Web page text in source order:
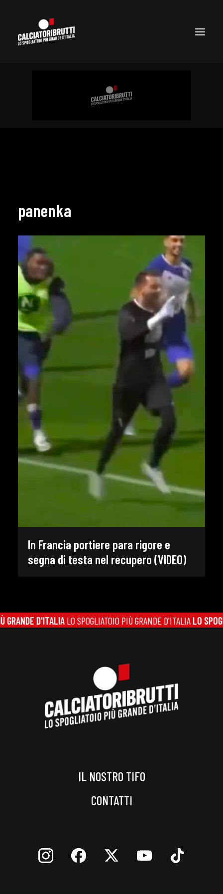
panenka
In Francia portiere para rigore e
segna di testa nel recupero (VIDEO)
D'ITALIALO SPOGLIATOIO PIÙ GRANDE D'ITALIALO
IL NOSTRO TIFO
CONTATTI